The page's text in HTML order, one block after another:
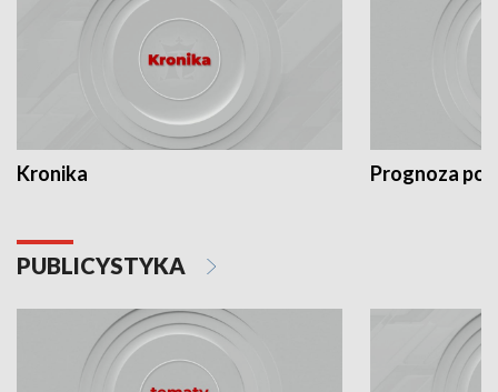
Kronika Prognoza
PUBLICYSTYKA